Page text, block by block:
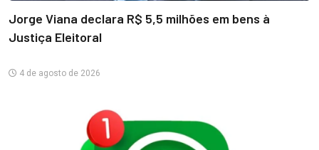
Jorge Viana declara R$ 5,5 milhões em bens à
Justiça Eleitoral
4 de agosto de 2026